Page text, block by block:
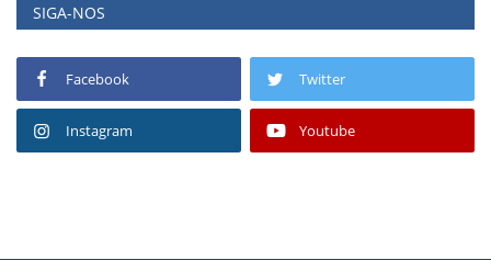
SIGA-NOS
Facebook Twitter
Instagram Youtube